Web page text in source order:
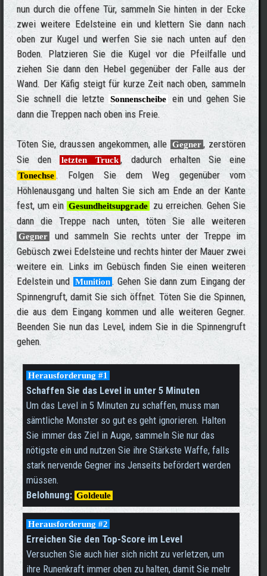
nun durch die offene Tür, sammeln Sie hinten in der Ecke
zwei weitere Edelsteine ein und klettern Sie dann nach
oben zur Kugel und werfen Sie sie nach unten auf den
Boden. Platzieren Sie die Kugel vor die Pfeilfalle und
ziehen Sie dann den Hebel gegenüber der Falle aus der
Wand. Der Käfig steigt für kurze Zeit nach oben, sammeln
Sie schnell die letzte
Sonnenscheibe
ein und gehen Sie
dann die Treppen nach oben ins Freie.
Töten Sie, draussen angekommen, alle Gegner, zerstören
Sie den
letzten Truck, dadurch erhalten Sie eine
Tonechse. Folgen Sie dem Weg gegenüber vom
Höhlenausgang und halten Sie sich am Ende an der Kante
fest, um ein Gesundheitsupgrade
zu erreichen. Gehen Sie
dann die Treppe nach unten, töten Sie alle weiteren
Gegner
und sammeln Sie rechts unter der Treppe im
Gebüsch zwei Edelsteine und rechts hinter der Mauer zwei
weitere ein. Links im Gebüsch finden Sie einen weiteren
Edelstein und Munition. Gehen Sie dann zum Eingang der
Spinnengruft, damit Sie sich öffnet. Töten Sie die Spinnen,
die aus dem Eingang kommen und alle weiteren Gegner.
Beenden Sie nun das Level, indem Sie in die Spinnengruft
gehen.
Herausforderung #1
Schaffen Sie das Level in unter 5 Minuten
Um das Level in 5 Minuten zu schaffen, muss man
sämtliche Monster so gut es geht ignorieren. Halten
Sie immer das Ziel in Auge, sammeln Sie nur das
nötigste ein und nutzen Sie ihre Stärkste Waffe, falls
stark nervende Gegner ins Jenseits befördert werden
müssen.
Belohnung: Goldeule
Herausforderung #2
Erreichen Sie den Top-Score im Level
Versuchen Sie auch hier sich nicht zu verletzen, um
ihre Runenkraft immer oben zu halten, damit Sie mehr